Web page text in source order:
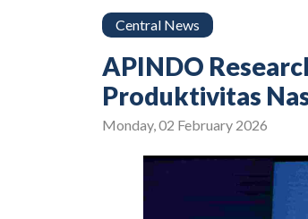
Central News
APINDO
Produktivitas
Monday, 02 February 2026